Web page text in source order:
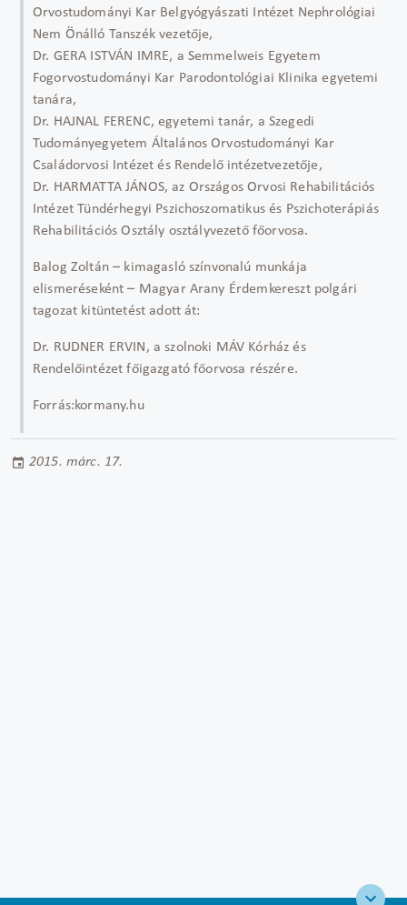
Orvostudományi Kar Belgyógyászati Intézet Nephrológiai
Nem Önálló Tanszék vezetője,
Dr. GERA ISTVÁN IMRE, a Semmelweis Egyetem
Fogorvostudományi Kar Parodontológiai Klinika egyetemi
tanára,
Dr. HAJNAL FERENC, egyetemi tanár, a Szegedi
Tudományegyetem Általános Orvostudományi Kar
Családorvosi Intézet és Rendelő intézetvezetője,
Dr. HARMATTA JÁNOS, az Országos Orvosi Rehabilitációs
Intézet Tündérhegyi Pszichoszomatikus és Pszichoterápiás
Rehabilitációs Osztály osztályvezető főorvosa.
Balog Zoltán – kimagasló színvonalú munkája
elismeréseként – Magyar Arany Érdemkereszt polgári
tagozat kitüntetést adott át:
Dr. RUDNER ERVIN, a szolnoki MÁV Kórház és
Rendelőintézet főigazgató főorvosa részére.
Forrás:kormany.hu
2015. márc. 17.